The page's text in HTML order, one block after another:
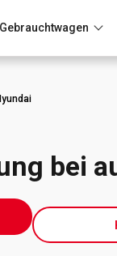
Gebrauchtwagen
bei